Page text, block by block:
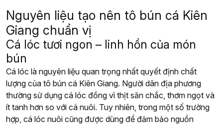
Nguyên liệu tạo nên tô bún cá Kiên
Giang chuẩn vị
Cá lóc tươi ngon – linh hồn của món
bún
Cá lóc là nguyên liệu quan trọng nhất quyết định chất
lượng của tô bún cá Kiên Giang. Người dân địa phương
thường sử dụng cá lóc đồng vì thịt săn chắc, thơm ngọt và
ít tanh hơn so với cá nuôi. Tuy nhiên, trong một số trường
hợp, cá lóc nuôi cũng được dùng để đảm bảo nguồn